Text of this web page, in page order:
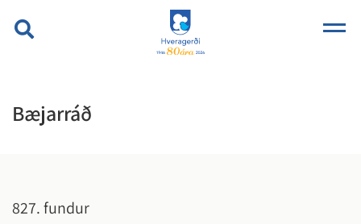
Bæjarráð
827. fundur